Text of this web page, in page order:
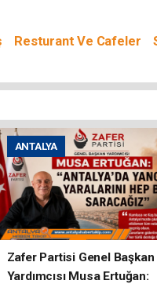
Resturant Ve Cafeler
ANTALYA
Zafer Partisi Genel Başkan
Yardımcısı Musa Ertuğan: